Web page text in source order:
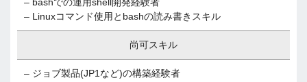
– Linuxコマンド使用とbashの読み書きスキル
尚可スキル
– ジョブ製品(JP1など)の構築経験者